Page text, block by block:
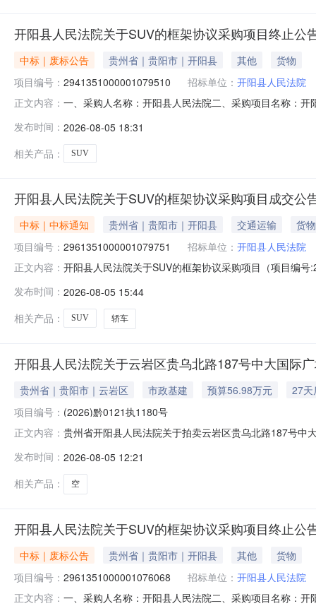
开阳县人民法院关于SUV的框架协议采购项目终止公
中标｜废标公告 贵州省｜贵阳市｜开阳县 其他
货物
项目编号： 2941351000001079510 招标单位： 开阳县人民法院
正文内容： 一、采购人名称：开阳县人民法院二、采购项目名称：
良大道中段联系人：联系电话：传真：2、采购代理机构
发布时间： 2026-08-05 18:31
相关产品：
SUV
开阳县人民法院关于SUV的框架协议采购项目成交公
中标｜中标通知 贵州省｜贵阳市｜开阳县 交通运输
货物
项目编号： 2961351000001079751 招标单位： 开阳县人民法院
正文内容： 开阳县人民法院关于SUV的框架协议采购项目（项目编
编码:520199项目所在行政区划名称:贵阳市本级报价起
发布时间： 2026-08-05 15:44
相关产品：
SUV 轿车
开阳县人民法院关于云岩区贵乌北路187号中大国际
贵州省｜贵阳市｜云岩区 市政基建 预算56.98万元
27天
项目编号： (2026)黔0121执1180号
正文内容： 贵州省开阳县人民法院关于拍卖云岩区贵乌北路187号
将依法追究其相应违法责任（刑事责任或民事妨碍责任
等内容，充分了解拍卖标的物的
发布时间： 2026-08-05 12:21
相关产品：
空
开阳县人民法院关于SUV的框架协议采购项目终止公
中标｜废标公告 贵州省｜贵阳市｜开阳县 其他
货物
项目编号： 2961351000001076068 招标单位： 开阳县人民法院
正文内容： 一、采购人名称：开阳县人民法院二、采购项目名称：